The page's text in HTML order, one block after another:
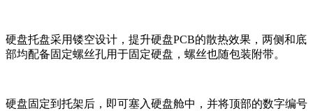
硬盘托盘采用镂空设计，提升硬盘PCB的散热效果，两侧和底
部均配备固定螺丝孔用于固定硬盘，螺丝也随包装附带。
硬盘固定到托架后，即可塞入硬盘舱中，并将顶部的数字编号